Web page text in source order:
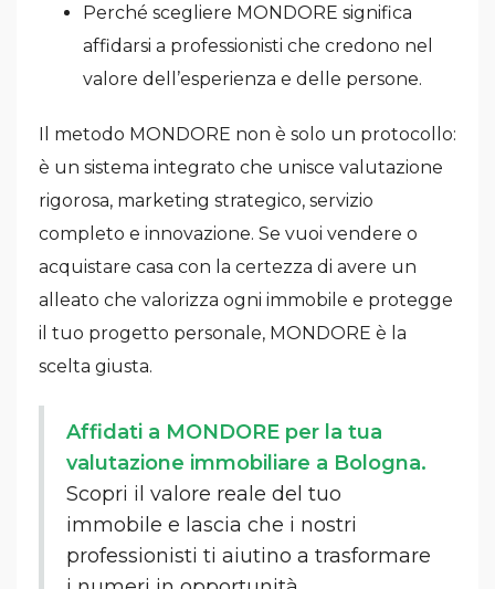
Perché scegliere MONDORE significa
affidarsi a professionisti che credono nel
valore dell’esperienza e delle persone.
Il metodo MONDORE non è solo un protocollo:
è un sistema integrato che unisce valutazione
rigorosa, marketing strategico, servizio
completo e innovazione. Se vuoi vendere o
acquistare casa con la certezza di avere un
alleato che valorizza ogni immobile e protegge
il tuo progetto personale, MONDORE è la
scelta giusta.
Affidati a MONDORE per la tua
valutazione immobiliare a Bologna.
Scopri il valore reale del tuo
immobile e lascia che i nostri
professionisti ti aiutino a trasformare